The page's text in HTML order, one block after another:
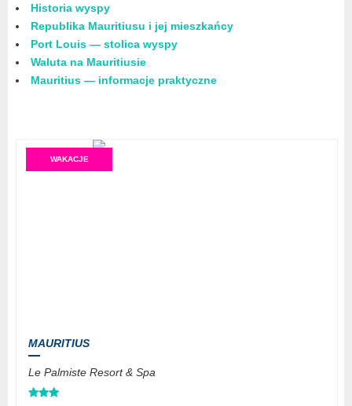
Historia wyspy
Republika Mauritiusu i jej mieszkańcy
Port Louis — stolica wyspy
Waluta na Mauritiusie
Mauritius — informacje praktyczne
WAKACJE
MAURITIUS
Le Palmiste Resort & Spa